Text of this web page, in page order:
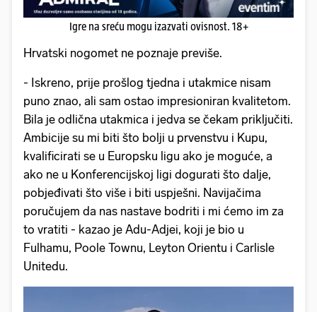
Igre na sreću mogu izazvati ovisnost. 18+
Hrvatski nogomet ne poznaje previše.
- Iskreno, prije prošlog tjedna i utakmice nisam
puno znao, ali sam ostao impresioniran kvalitetom.
Bila je odlična utakmica i jedva se čekam priključiti.
Ambicije su mi biti što bolji u prvenstvu i Kupu,
kvalificirati se u Europsku ligu ako je moguće, a
ako ne u Konferencijskoj ligi dogurati što dalje,
pobjeđivati što više i biti uspješni. Navijačima
poručujem da nas nastave bodriti i mi ćemo im za
to vratiti - kazao je Adu-Adjei, koji je bio u
Fulhamu, Poole Townu, Leyton Orientu i Carlisle
Unitedu.